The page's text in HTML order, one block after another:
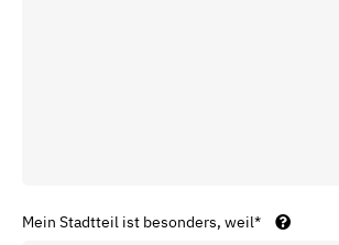
Mein Stadtteil ist besonders, weil*